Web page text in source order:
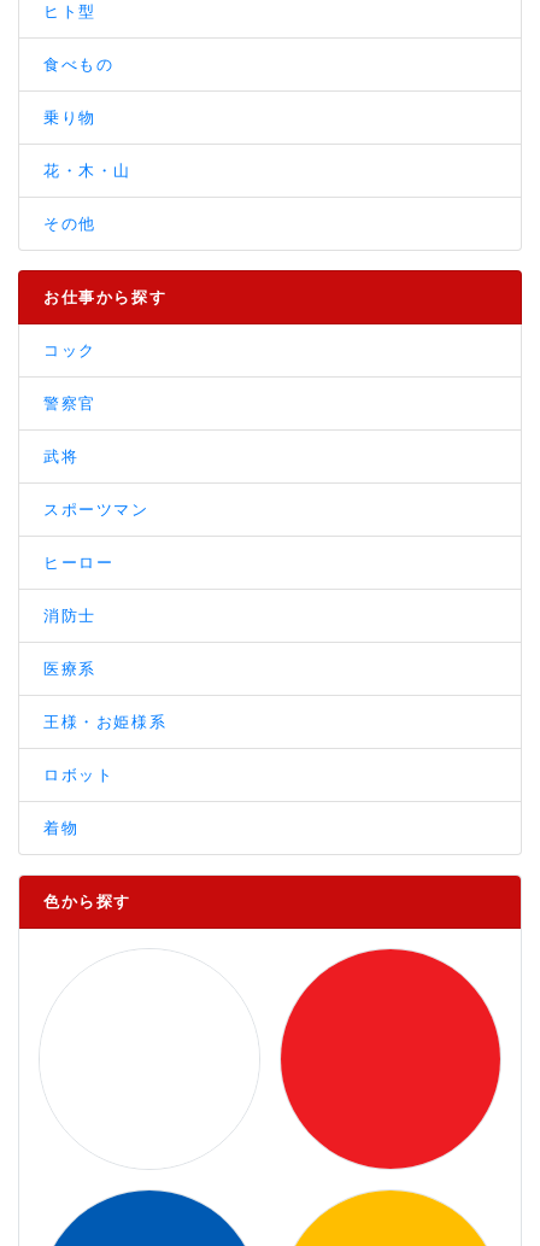
ヒト型
食べもの
乗り物
花・木・山
その他
お仕事から探す
コック
警察官
武将
スポーツマン
ヒーロー
消防士
医療系
王様・お姫様系
ロボット
着物
色から探す